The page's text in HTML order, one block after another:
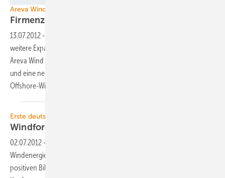
Areva Wind
Firmenzentrale nach
13.07.2012 -
weitere Expansion soll folgen. Nun will Windenergieanlagen-Hersteller
Areva Wind seine Geschäfte an einem zentralen Standort bündeln
und eine neue Firmenzentrale aufbauen. Allerdings nicht in der
Offshore-Windenergiekapitale Hamburg – sondern in
Erste deutsche Offshore-Windkraftmesse
Windforce setzt
02.07.2012 -
Windenergiebranche, die Windforce 2012, hat am 29. Juni mit einer
positiven Bilanz abgeschlossen. Nach vier Messe- und zwei